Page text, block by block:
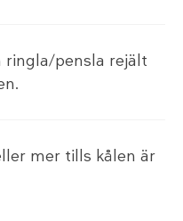
ringla/pensla rejält
mer tills kålen är